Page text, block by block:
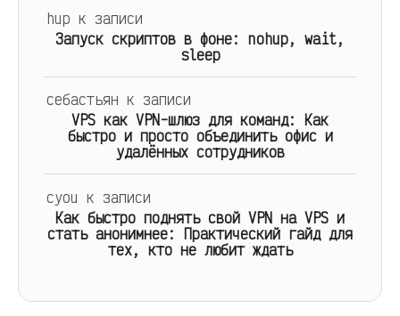
hup к записи
Запуск скриптов в фоне: nohup, wait,
sleep
себастьян к записи
VPS как VPN-шлюз для команд: Как
быстро и просто объединить офис и
удалённых сотрудников
cyou к записи
Как быстро поднять свой VPN на VPS и
стать анонимнее: Практический гайд для
тех, кто не любит ждать